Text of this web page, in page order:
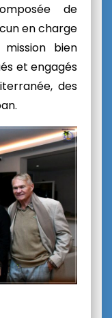
de
en charge
bien
et engagés
des